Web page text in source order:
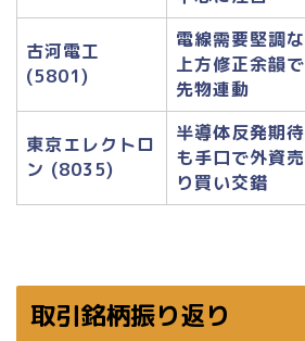
古河電工
(5801)
電線需要堅調な
上方修正余韻で
先物連動
東京エレクトロ
ン (8035)
半導体反発期待
も手口で外資売
り買い交錯
取引銘柄振り返り